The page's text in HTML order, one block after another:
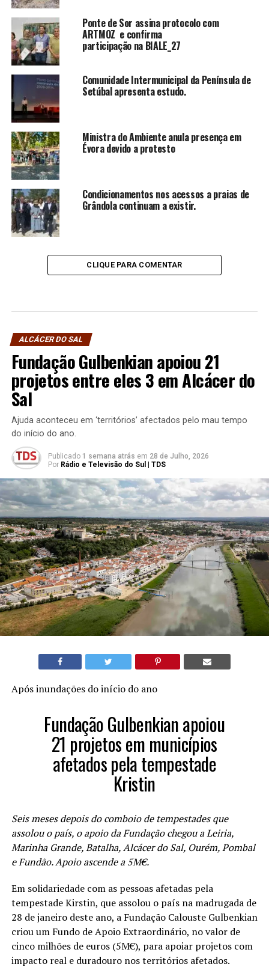
Ponte de Sor assina protocolo com
ARTMOZ e confirma
participação na BIALE_27
Comunidade Intermunicipal da Península de
Setúbal apresenta estudo.
Ministra do Ambiente anula presença em
Évora devido a protesto
Condicionamentos nos acessos a praias de
Grândola continuam a existir.
CLIQUE PARA COMENTAR
ALCÁCER DO SAL
Fundação Gulbenkian apoiou 21
projetos entre eles 3 em Alcácer do
Sal
Ajuda aconteceu em ‘territórios’ afectados pelo mau tempo
do início do ano.
Publicado 1 semana atrás em 28 de Julho, 2026
Por Rádio e Televisão do Sul | TDS
Após inundações do início do ano
Fundação Gulbenkian apoiou
21 projetos em municípios
afetados pela tempestade
Kristin
Seis meses depois do comboio de tempestades que
assolou o país, o apoio da Fundação chegou a Leiria,
Marinha Grande, Batalha, Alcácer do Sal, Ourém, Pombal
e Fundão. Apoio ascende a 5M€.
Em solidariedade com as pessoas afetadas pela
tempestade Kirstin, que assolou o país na madrugada de
28 de janeiro deste ano, a Fundação Calouste Gulbenkian
criou um Fundo de Apoio Extraordinário, no valor de
cinco milhões de euros (5M€), para apoiar projetos com
impacto real e duradouro nos territórios afetados.